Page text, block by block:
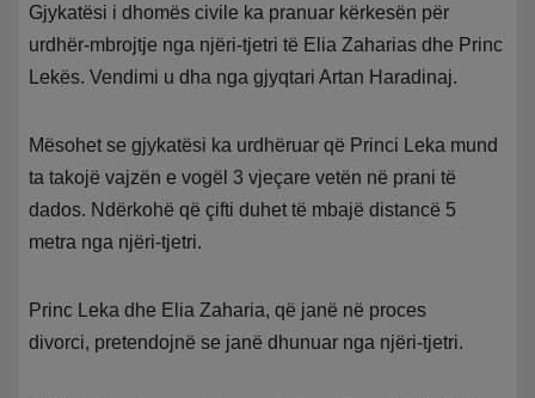
Gjykatësi i dhomës civile ka pranuar kërkesën për
urdhër-mbrojtje nga njëri-tjetri të Elia Zaharias dhe Princ
Lekës. Vendimi u dha nga gjyqtari Artan Haradinaj.
Mësohet se gjykatësi ka urdhëruar që Princi Leka mund
ta takojë vajzën e vogël 3 vjeçare vetën në prani të
dados. Ndërkohë që çifti duhet të mbajë distancë 5
metra nga njëri-tjetri.
Princ Leka dhe Elia Zaharia, që janë në proces
divorci, pretendojnë se janë dhunuar nga njëri-tjetri.